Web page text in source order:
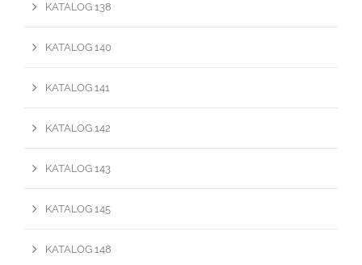
KATALOG 138
KATALOG 140
KATALOG 141
KATALOG 142
KATALOG 143
KATALOG 145
KATALOG 148